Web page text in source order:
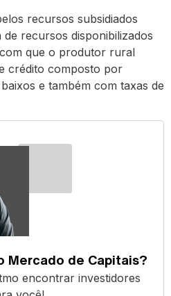
recursos subsidiados
recursos disponibilizados
que o produtor rural
crédito composto por
e também com taxas de
Mercado de Capitais?
encontrar investidores